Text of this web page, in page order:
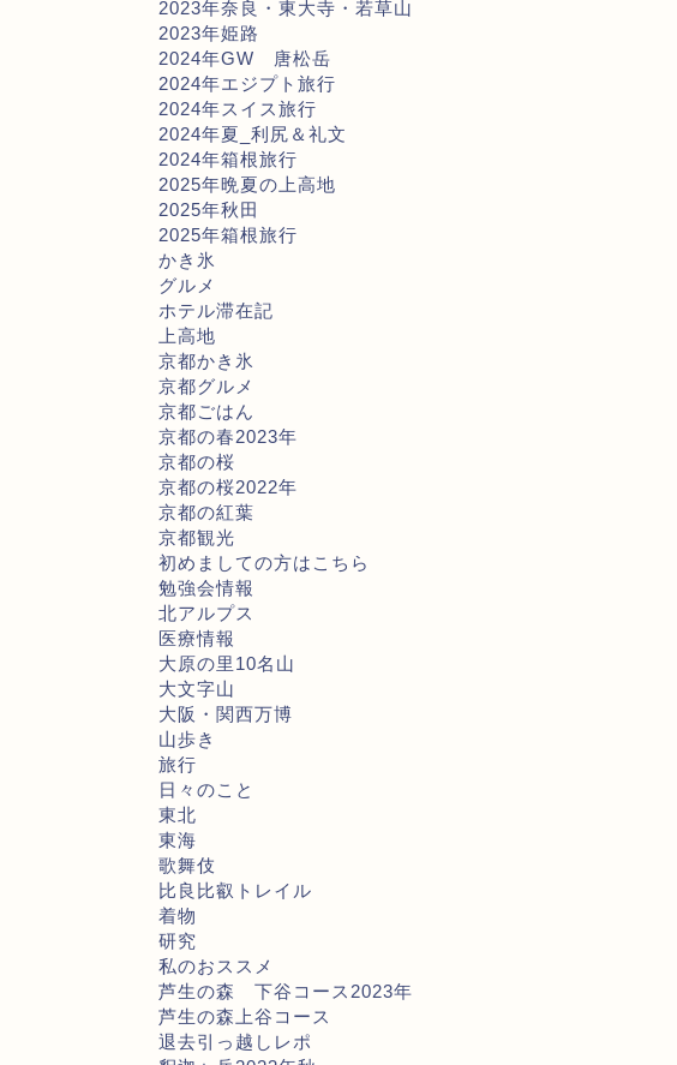
2023年奈良・東大寺・若草山
2023年姫路
2024年GW 唐松岳
2024年エジプト旅行
2024年スイス旅行
2024年夏_利尻＆礼文
2024年箱根旅行
2025年晩夏の上高地
2025年秋田
2025年箱根旅行
かき氷
グルメ
ホテル滞在記
上高地
京都かき氷
京都グルメ
京都ごはん
京都の春2023年
京都の桜
京都の桜2022年
京都の紅葉
京都観光
初めましての方はこちら
勉強会情報
北アルプス
医療情報
大原の里10名山
大文字山
大阪・関西万博
山歩き
旅行
日々のこと
東北
東海
歌舞伎
比良比叡トレイル
着物
研究
私のおススメ
芦生の森 下谷コース2023年
芦生の森上谷コース
退去引っ越しレポ